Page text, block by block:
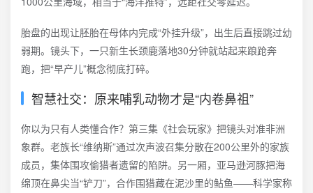
胎盘的出现让胚胎在母体内完成“外挂升级”，出生后直接跳过幼
弱期。镜头下，一只新生长颈鹿落地30分钟就站起来踉跄奔
跑，把“早产儿”概念彻底打碎。
智慧社交：原来哺乳动物才是“内卷鼻祖”
你以为只有人类懂合作？第三集《社会玩家》把镜头对准非洲
象群。老族长“维纳斯”通过次声波召集分散在200公里外的家族
成员，集体围攻偷猎者遗留的陷阱。另一厢，亚马逊河豚把海
绵顶在鼻尖当“铲刀”，合作围猎藏在泥沙里的鲇鱼——科学家称